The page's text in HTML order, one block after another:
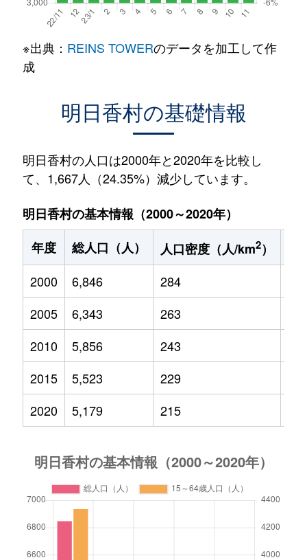
※出典： REINS TOWERのデータを加工して作
成
明日香村の基礎情報
明日香村の人口は2000年と2020年を比較し
て、1,667人（24.35%）減少しています。
明日香村の基本情報（2000～2020年）
年度
総人口（人） 人口密度（人/km2）
2000
6,846 284
2005
6,343 263
2010
5,856 243
2015
5,523 229
2020
5,179 215